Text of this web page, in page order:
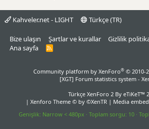
Kahveler.net - LIGHT Türkçe (TR)
Bize ulaşın Şartlar ve kurallar Gizlilik
Ana sayfa
R
Community platform by XenForo® © 2010-
[XGT] Forum statistics system -
Türkçe XenForo 2By eTiKeT™
| Xenforo Theme© by ©XenTR| Media
Genişlik
Toplam sorgu 10